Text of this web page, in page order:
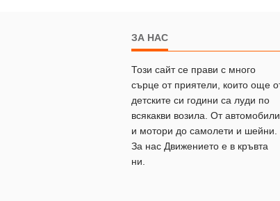
ЗА НАС
Този сайт се прави с много
сърце от приятели, които още
детските си години са луди по
всякакви возила. От автомобили
и мотори до самолети и шейни.
За нас Движението е в кръвта
ни.